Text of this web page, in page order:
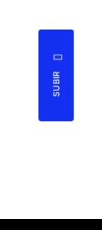
SUBIR